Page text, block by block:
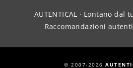
AUTENTICAL · Lontano dal
Raccomandazioni
© 2007-2026